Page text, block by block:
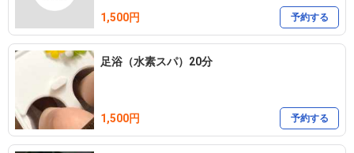
1,500円 予約する
足浴（水素スパ）20分
1,500円 予約する